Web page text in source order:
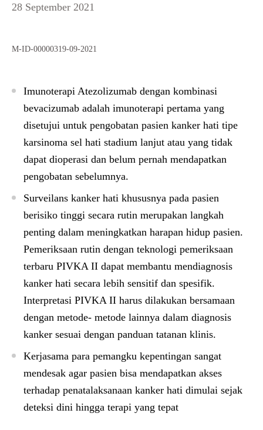
28 September 2021
M-ID-00000319-09-2021
Imunoterapi Atezolizumab dengan kombinasi
bevacizumab adalah imunoterapi pertama yang
disetujui untuk pengobatan pasien kanker hati tipe
karsinoma sel hati stadium lanjut atau yang tidak
dapat dioperasi dan belum pernah mendapatkan
pengobatan sebelumnya.
Surveilans kanker hati khususnya pada pasien
berisiko tinggi secara rutin merupakan langkah
penting dalam meningkatkan harapan hidup pasien.
Pemeriksaan rutin dengan teknologi pemeriksaan
terbaru PIVKA II dapat membantu mendiagnosis
kanker hati secara lebih sensitif dan spesifik.
Interpretasi PIVKA II harus dilakukan bersamaan
dengan metode- metode lainnya dalam diagnosis
kanker sesuai dengan panduan tatanan klinis.
Kerjasama para pemangku kepentingan sangat
mendesak agar pasien bisa mendapatkan akses
terhadap penatalaksanaan kanker hati dimulai sejak
deteksi dini hingga terapi yang tepat